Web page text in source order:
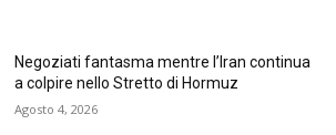
Negoziati fantasma mentre l’Iran continua
a colpire nello Stretto di Hormuz
Agosto 4, 2026